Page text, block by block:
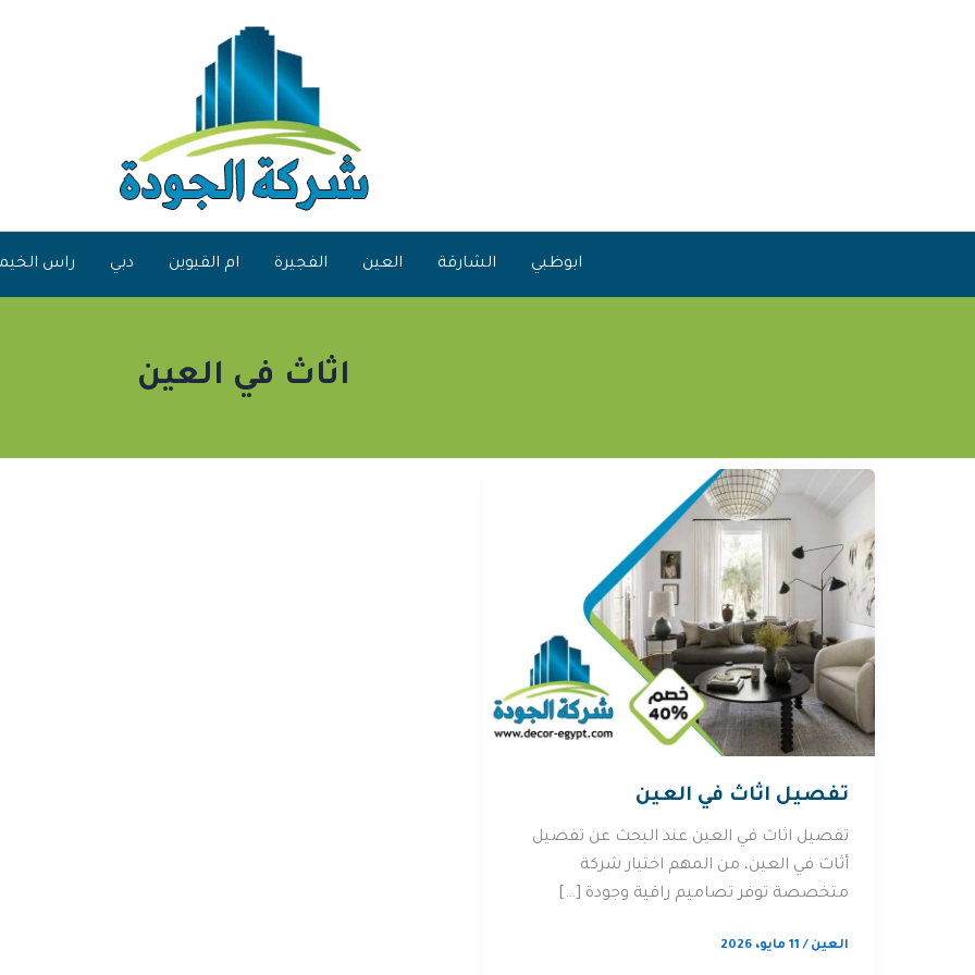
ابوظبي الشارقة العين الفجيرة ام القيوين دبي راس
اثاث في العين
تفصيل اثاث في العين
تفصيل اثاث في العين عند البحث عن تفصيل
أثاث في العين، من المهم اختيار شركة
متخصصة توفر تصاميم راقية وجودة […]
العين / 11 مايو، 2026